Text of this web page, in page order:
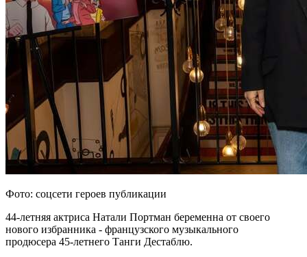
Фото: соцсети героев публикации
44-летняя актриса Натали Портман беременна от своего
нового избранника - французского музыкального
продюсера 45-летнего Танги Дестаблю.